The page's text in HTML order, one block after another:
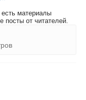
материалы
посты от читателей.